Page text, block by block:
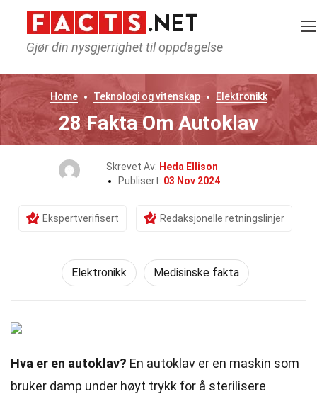
Gjør din nysgjerrighet til oppdagelse
Home Teknologi og vitenskap Elektronikk
28 Fakta Om Autoklav
Skrevet Av: Heda Ellison
Publisert: 03 Nov 2024
Ekspertverifisert Redaksjonelle retningslinjer
Elektronikk Medisinske fakta
Hva er en autoklav? En autoklav er en maskin som
bruker damp under høyt trykk for å sterilisere